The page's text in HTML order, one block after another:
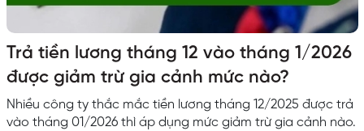
Trả tiền lương tháng 12 vào tháng 1/2026
được giảm trừ gia cảnh mức nào?
Nhiều công ty thắc mắc tiền lương tháng 12/2025 được trả
vào tháng 01/2026 thì áp dụng mức giảm trừ gia cảnh nào.